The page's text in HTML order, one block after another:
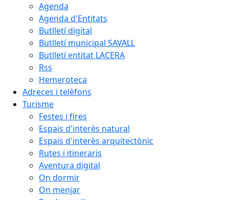
Agenda
Agenda d'Entitats
Butlletí digital
Butlletí municipal SAVALL
Butlletí entitat LACERA
Rss
Hemeroteca
Adreces i telèfons
Turisme
Festes i fires
Espais d'interès natural
Espais d'interès arquitectònic
Rutes i itineraris
Aventura digital
On dormir
On menjar